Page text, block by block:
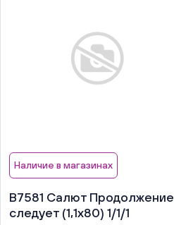
Наличие в магазинах
В7581 Салют Продолжение
следует (1,1х80) 1/1/1